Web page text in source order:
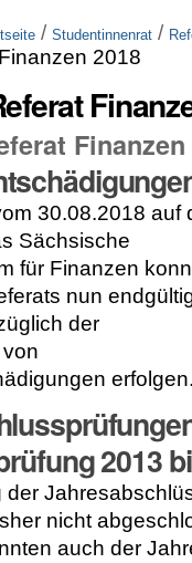
/ Studentinnenrat /
2018
Finanzen
30.08.2018 auf
Sächsische
für Finanzen
nun
der
erfolgen.
2013
der
nicht
auch der